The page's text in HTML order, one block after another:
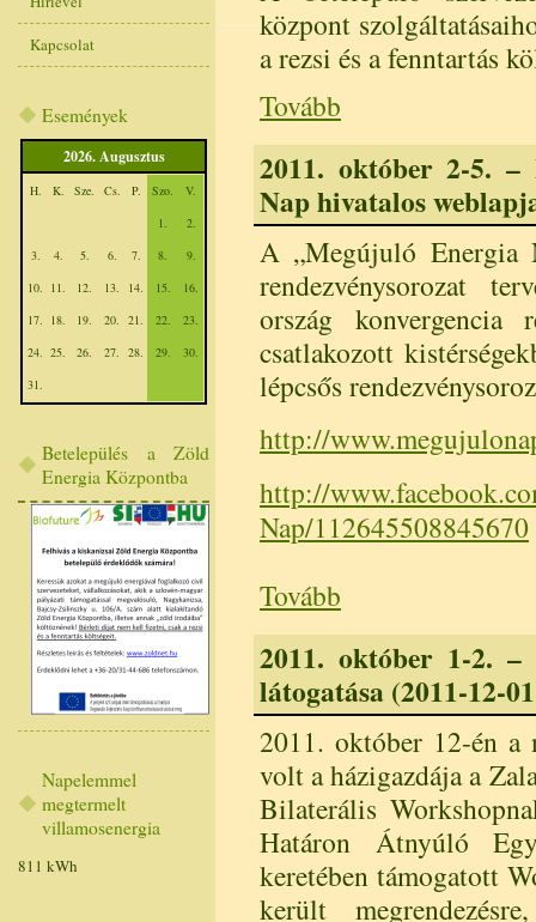
Kapcsolat
Események
2026. Augusztus
H. K. Sze. Cs. P. Szo.
V.
1.
2.
3.
4. 5. 6. 7. 8.
9.
10. 11. 12. 13. 14. 15.
16.
17. 18. 19. 20. 21. 22.
23.
24. 25. 26. 27. 28. 29.
30.
31.
Betelepülés a Zöld
Energia Központba
Napelemmel
megtermelt
villamosenergia
811 kWh
központ
a rezsi és a fenntartás
Tovább
2011. október 2-5.
Nap hivatalos
A „Megújuló
rendezvénysorozat
ország
csatlakozott
lépcsős
http://
http://
Nap/112645508845670
Tovább
2011. október 1-2. –
látogatása (2011-12-
2011. október 12-én a
volt a házigazdája a
Bilaterális
Határon Átnyúló
keretében támogatott
került